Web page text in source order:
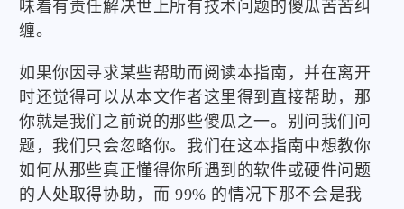
味着有责任解决世上所有技术问题的傻瓜苦苦纠
缠。
如果你因寻求某些帮助而阅读本指南，并在离开
时还觉得可以从本文作者这里得到直接帮助，那
你就是我们之前说的那些傻瓜之一。别问我们问
题，我们只会忽略你。我们在这本指南中想教你
如何从那些真正懂得你所遇到的软件或硬件问题
的人处取得协助，而 99% 的情况下那不会是我